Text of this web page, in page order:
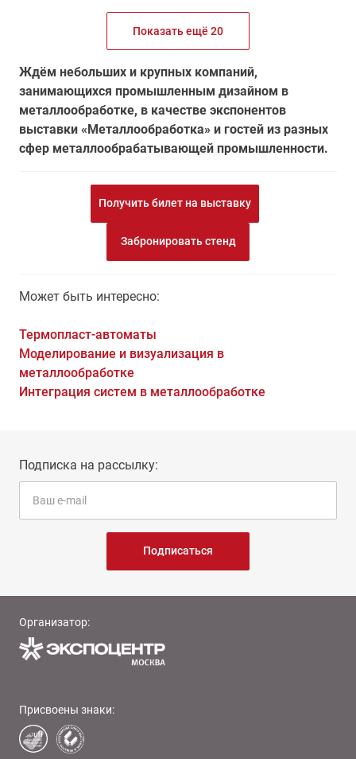
Показать ещё 20
Ждём небольших и крупных компаний,
занимающихся промышленным дизайном в
металлообработке, в качестве экспонентов
выставки «Металлообработка» и гостей из разных
сфер металлообрабатывающей промышленности.
Получить билет на выставку
Забронировать стенд
Может быть интересно:
Термопласт-автоматы
Моделирование и визуализация в
металлообработке
Интеграция систем в металлообработке
Подписка на рассылку:
Подписаться
Организатор:
Присвоены знаки: